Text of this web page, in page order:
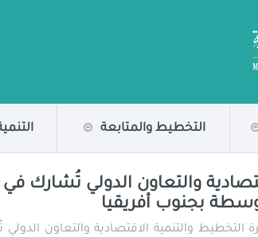
التخطيط والمتابعة
والتعاون الدولي تُشارك في
بجنوب أفريقيا
التخطيط والتنمية الاقتصادية والتعاون